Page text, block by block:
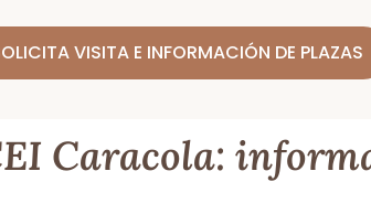
VISITA E INFORMACIÓN DE PLAZAS
Caracola: